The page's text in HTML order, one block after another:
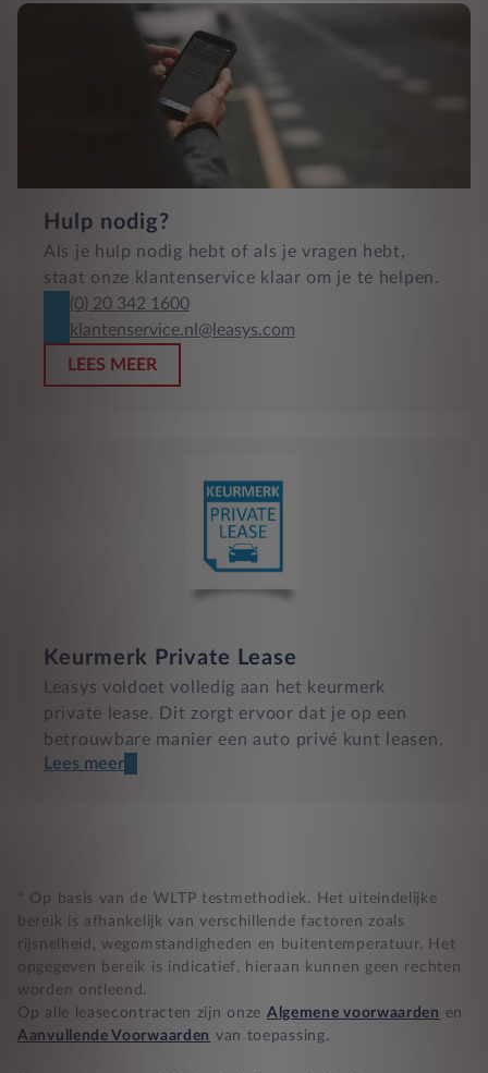
Hulp nodig?
Als je hulp nodig hebt of als je vragen hebt,
staat onze klantenservice klaar om je te helpen.
(0) 20 342 1600
klantenservice.nl@leasys.com
LEES MEER
Keurmerk Private Lease
Leasys voldoet volledig aan het keurmerk
private lease. Dit zorgt ervoor dat je op een
betrouwbare manier een auto privé kunt leasen.
Nooit te hoge financiële lasten
BB 14 dagen bedenktijd
Zekerheid bij klachten
Lees meer
* Op basis van de WLTP testmethodiek. Het uiteindelijke
bereik is afhankelijk van verschillende factoren zoals
rijsnelheid, wegomstandigheden en buitentemperatuur. Het
opgegeven bereik is indicatief, hieraan kunnen geen rechten
worden ontleend.
Op alle leasecontracten zijn onze Algemene voorwaarden en
Aanvullende Voorwaarden van toepassing.